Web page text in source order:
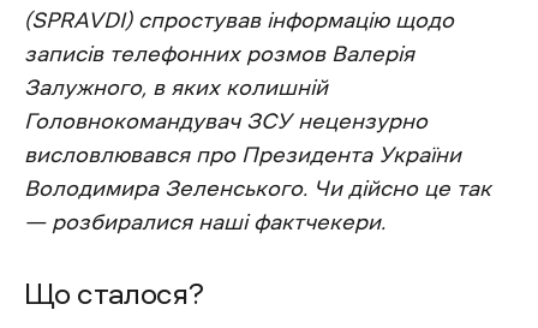
(SPRAVDI) спростував інформацію щодо
записів телефонних розмов Валерія
Залужного, в яких колишній
Головнокомандувач ЗСУ нецензурно
висловлювався про Президента України
Володимира Зеленського. Чи дійсно це так
— розбиралися наші фактчекери.
Що сталося?